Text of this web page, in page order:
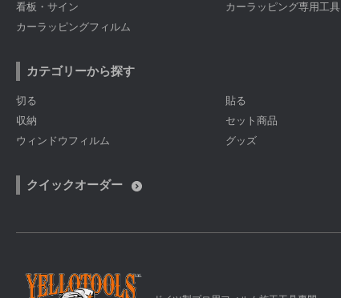
看板・サイン カーラッピング専用工具
カーラッピングフィルム
カテゴリーから探す
切る 貼る
収納
セット商品
ウィンドウフィルム
グッズ
クイックオーダー